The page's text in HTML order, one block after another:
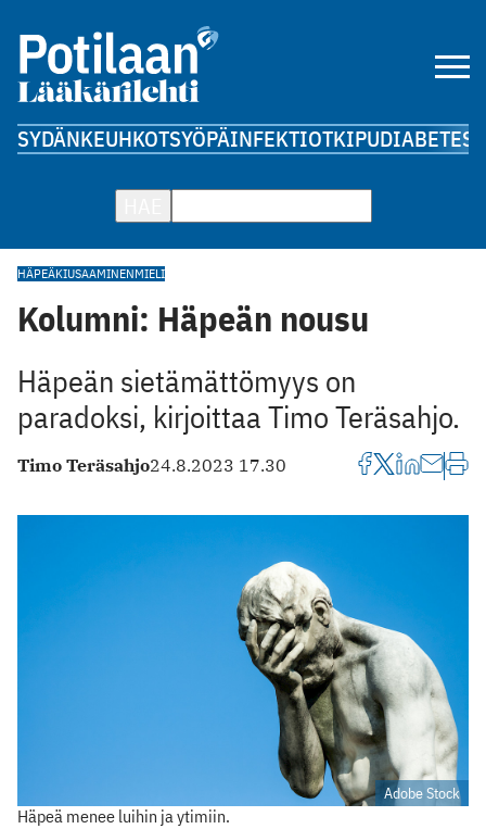
SYDÄNKEUHKOTSYÖPÄINFEKTIOTKIPUDIABETES
HÄPEÄKIUSAAMINENMIELI
Kolumni: Häpeän nousu
Häpeän sietämättömyys on
paradoksi, kirjoittaa Timo Teräsahjo.
Timo Teräsahjo24.8.2023 17.30
Adobe Stock
Häpeä menee luihin ja ytimiin.